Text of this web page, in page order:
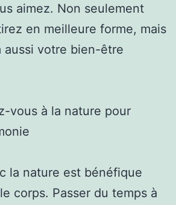
aimez. Non seulement
en meilleure forme, mais
aussi votre bien-être
vous à la nature pour
la nature est bénéfique
corps. Passer du temps à